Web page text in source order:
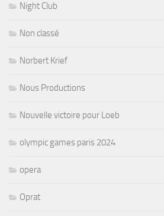
Night Club
Non classé
Norbert Krief
Nous Productions
Nouvelle victoire pour Loeb
olympic games paris 2024
opera
Oprat